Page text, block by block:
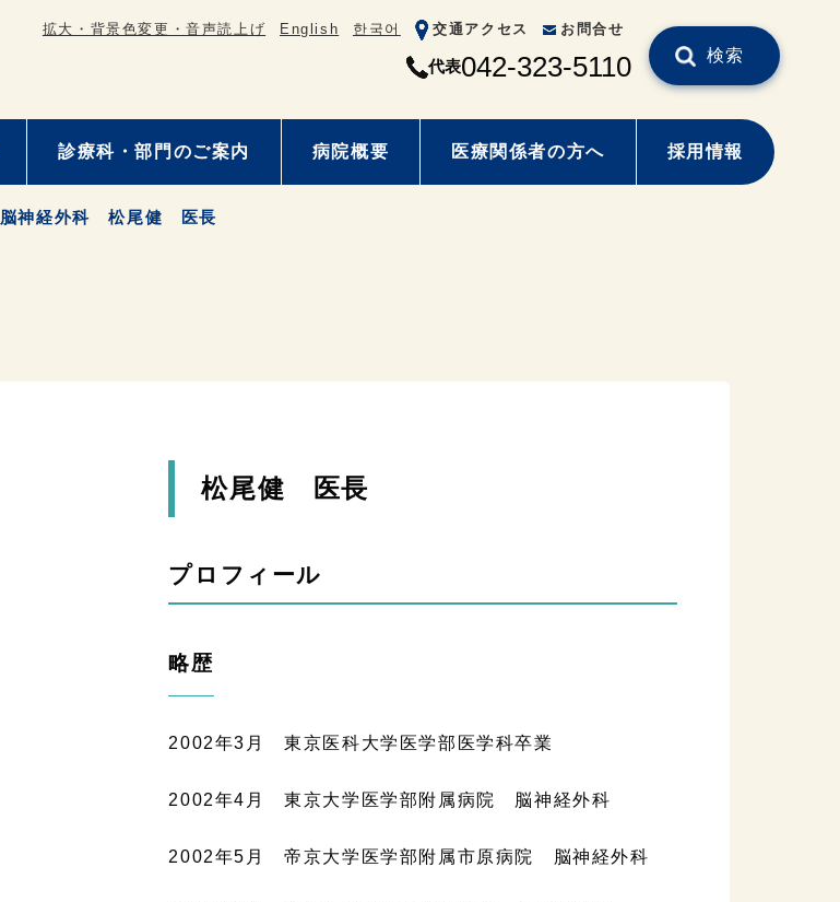
拡大・背景色変更・音声読上げ English 한국어 交通アクセス お問合せ
代表042-323-5110 検索
診療科・部門のご案内 病院概要 医療関係者の方へ 採用情報
脳神経外科 松尾健 医長
松尾健 医長
プロフィール
略歴
2002年3月 東京医科大学医学部医学科卒業
2002年4月 東京大学医学部附属病院 脳神経外科
2002年5月 帝京大学医学部附属市原病院 脳神経外科